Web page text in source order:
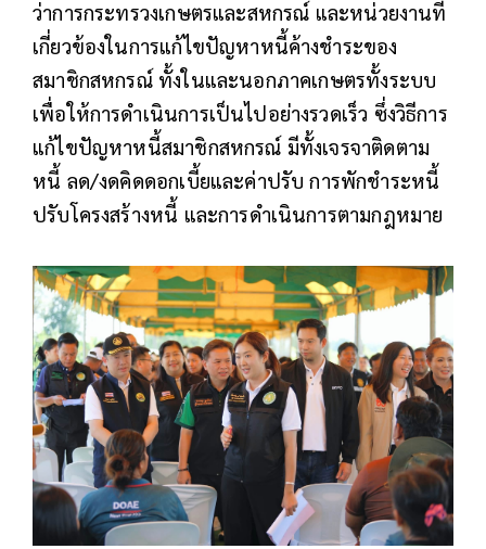
ว่าการกระทรวงเกษตรและสหกรณ์ และหน่วยงานที่
เกี่ยวข้องในการแก้ไขปัญหาหนี้ค้างชำระของ
สมาชิกสหกรณ์ ทั้งในและนอกภาคเกษตรทั้งระบบ
เพื่อให้การดำเนินการเป็นไปอย่างรวดเร็ว ซึ่งวิธีการ
แก้ไขปัญหาหนี้สมาชิกสหกรณ์ มีทั้งเจรจาติดตาม
หนี้ ลด/งดคิดดอกเบี้ยและค่าปรับ การพักชำระหนี้
ปรับโครงสร้างหนี้ และการดำเนินการตามกฎหมาย